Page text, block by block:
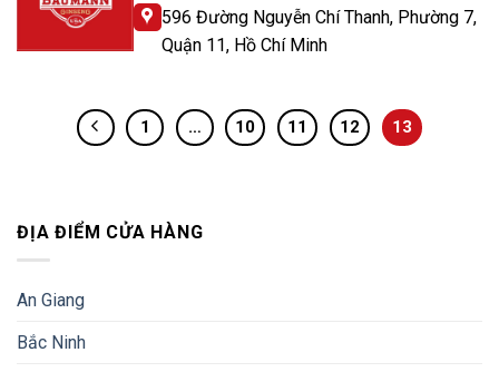
ĐỊA ĐIỂM CỬA HÀNG
An Giang
Bắc Ninh
596 Đường Nguyễn Chí Thanh, Phường 7,
Quận 11, Hồ Chí Minh
1 … 10 11 12 13